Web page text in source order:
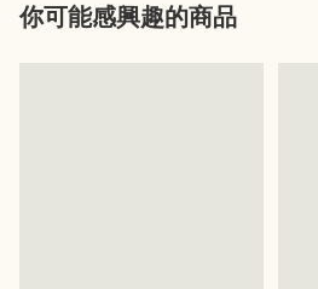
你可能感興趣的商品